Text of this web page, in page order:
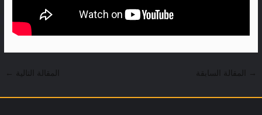
→ المقالة السابقة المقالة التالية ←